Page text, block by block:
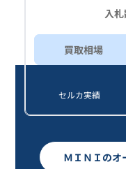
入
買取相場
セルカ実績
ＭＩＮＩのオ